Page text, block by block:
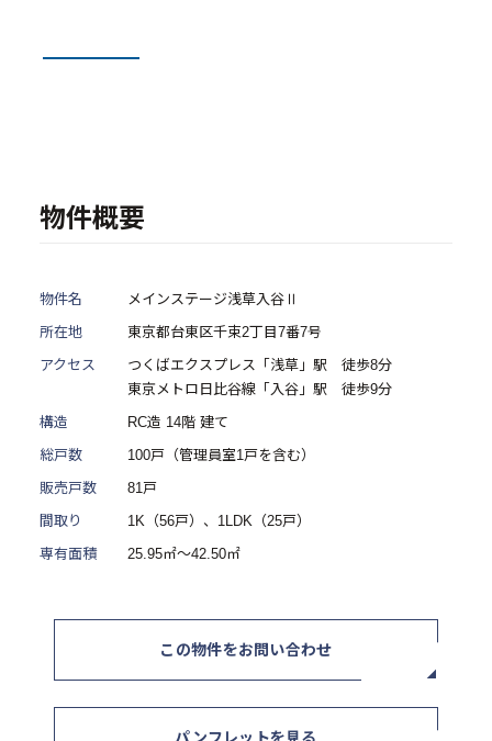
- リノベーション物件お問い合わせ
- 採用情報トップ
- 新卒採用
- 中途採用
- 記事一覧
ニュース / イベント
物件概要
物件名
メインステージ浅草入谷Ⅱ
所在地
東京都台東区千束2丁目7番7号
アクセス
つくばエクスプレス「浅草」駅 徒歩8分
東京メトロ日比谷線「入谷」駅 徒歩9分
構造
RC造 14階 建て
総戸数
100戸（管理員室1戸を含む）
販売戸数
81戸
間取り
1K（56戸）、1LDK（25戸）
専有面積
25.95㎡～42.50㎡
この物件をお問い合わせ